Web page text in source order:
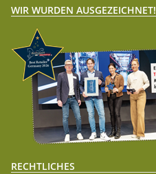
WIR WURDEN AUSGEZEICHNET!
RECHTLICHES